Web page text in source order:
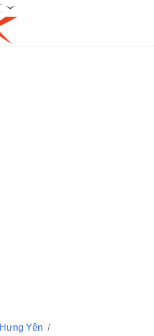
Hưng Yên /